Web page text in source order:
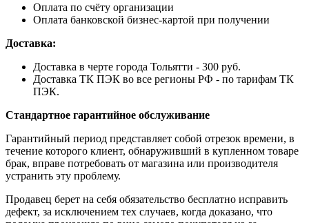
Оплата по счёту организации
Оплата банковской бизнес-картой при получении
Доставка:
Доставка в черте города Тольятти - 300 руб.
Доставка ТК ПЭК во все регионы РФ - по тарифам ТК
ПЭК.
Стандартное гарантийное обслуживание
Гарантийный период представляет собой отрезок времени, в
течение которого клиент, обнаруживший в купленном товаре
брак, вправе потребовать от магазина или производителя
устранить эту проблему.
Продавец берет на себя обязательство бесплатно исправить
дефект, за исключением тех случаев, когда доказано, что